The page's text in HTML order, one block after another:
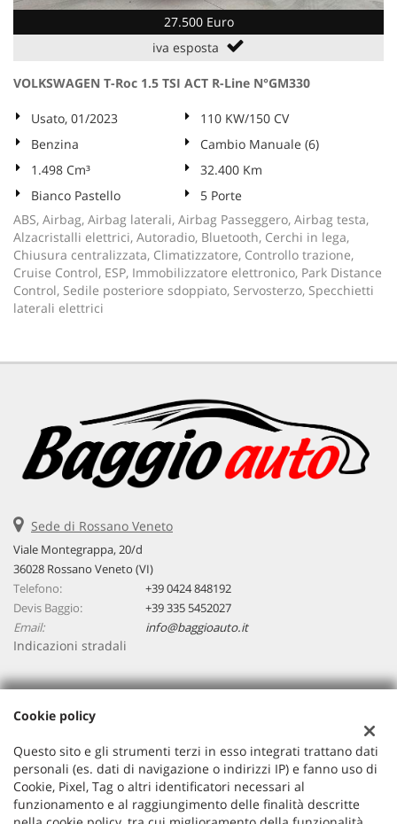
27.500 Euro
iva esposta
VOLKSWAGEN T-Roc 1.5 TSI ACT R-Line N°GM330
Usato, 01/2023
110 KW/150 CV
Benzina
Cambio Manuale (6)
1.498 Cm³
32.400 Km
Bianco Pastello
5 Porte
ABS, Airbag, Airbag laterali, Airbag Passeggero, Airbag testa,
Alzacristalli elettrici, Autoradio, Bluetooth, Cerchi in lega,
Chiusura centralizzata, Climatizzatore, Controllo trazione,
Cruise Control, ESP, Immobilizzatore elettronico, Park Distance
Control, Sedile posteriore sdoppiato, Servosterzo, Specchietti
laterali elettrici
Sede di Rossano Veneto
Viale Montegrappa, 20/d
36028 Rossano Veneto (VI)
Telefono:
+39 0424 848192
Devis Baggio:
+39 335 5452027
Email:
info@baggioauto.it
Indicazioni stradali
Dati fiscali:
Baggio Auto Srl
Viale Montegrappa, 20/a, Rossano Veneto (VI)
C.F/P.IVA:03251490243
Registro delle imprese:VI
Cookie policy
Questo sito e gli strumenti terzi in esso integrati trattano dati
personali (es. dati di navigazione o indirizzi IP) e fanno uso di
Cookie, Pixel, Tag o altri identificatori necessari al
funzionamento e al raggiungimento delle finalità descritte